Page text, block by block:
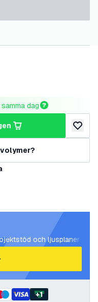
dag
lägg
och ljusplaner
+1